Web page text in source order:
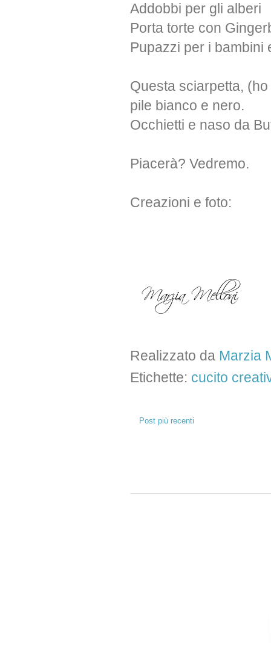
Addobbi per gli alberi
Porta torte con
Pupazzi per i bambini
Questa sciarpetta,
pile bianco e nero.
Occhietti e naso da
Piacerà? Vedremo.
Creazioni e foto:
Realizzato da Marzia
Etichette: cucito
Post più recenti